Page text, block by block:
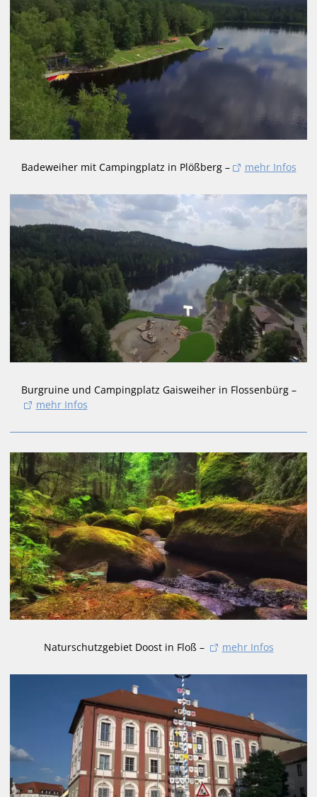
Badeweiher mit Campingplatz in Plößberg – mehr Infos
Burgruine und Campingplatz Gaisweiher in Flossenbürg –
mehr Infos
Naturschutzgebiet Doost in Floß – mehr Infos